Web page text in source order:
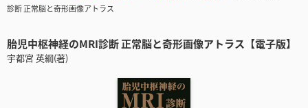
診断 正常脳と奇形画像アトラス
胎児中枢神経のMRI診断 正常脳と奇形画像アトラス【電子版】
宇都宮 英綱(著)